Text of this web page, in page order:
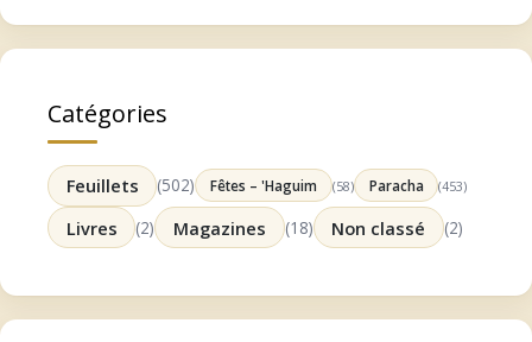
Catégories
Feuillets (502) Fêtes – 'Haguim (58) Paracha (453)
Livres (2) Magazines (18) Non classé (2)